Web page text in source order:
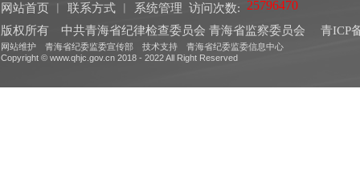
网站首页 联系方式 系统管理 访问次数:
版权所有 中共青海省纪律检查委员会 青海省监察委员会
青ICP
网站维护 青海省纪委监委宣传部 技术支持 青海省纪委监委信息中心
Copyright © www.qhjc.gov.cn 2018 - 2022 All Right Reserved